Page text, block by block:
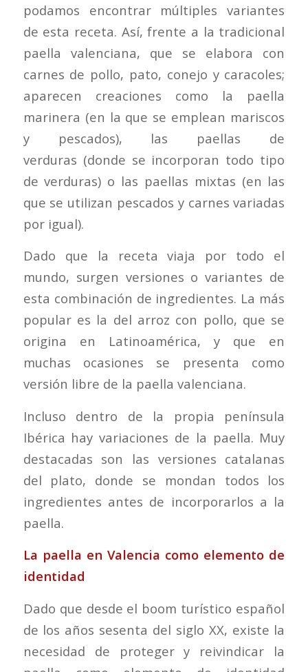
podamos encontrar múltiples variantes
de esta receta. Así, frente a la tradicional
paella valenciana, que se elabora con
carnes de pollo, pato, conejo y caracoles;
aparecen creaciones como la paella
marinera (en la que se emplean mariscos
y pescados), las paellas de
verduras (donde se incorporan todo tipo
de verduras) o las paellas mixtas (en las
que se utilizan pescados y carnes variadas
por igual).
Dado que la receta viaja por todo el
mundo, surgen versiones o variantes de
esta combinación de ingredientes. La más
popular es la del arroz con pollo, que se
origina en Latinoamérica, y que en
muchas ocasiones se presenta como
versión libre de la paella valenciana.
Incluso dentro de la propia península
Ibérica hay variaciones de la paella. Muy
destacadas son las versiones catalanas
del plato, donde se mondan todos los
ingredientes antes de incorporarlos a la
paella.
La paella en Valencia como elemento de
identidad
Dado que desde el boom turístico español
de los años sesenta del siglo XX, existe la
necesidad de proteger y reivindicar la